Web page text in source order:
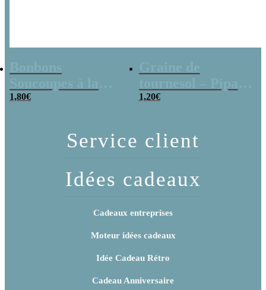
poudre (x20)
1,80€
x 3
1,20€
Service client
Idées cadeaux
Cadeaux entreprises
Moteur idées cadeaux
Idée Cadeau Rétro
Cadeau Anniversaire